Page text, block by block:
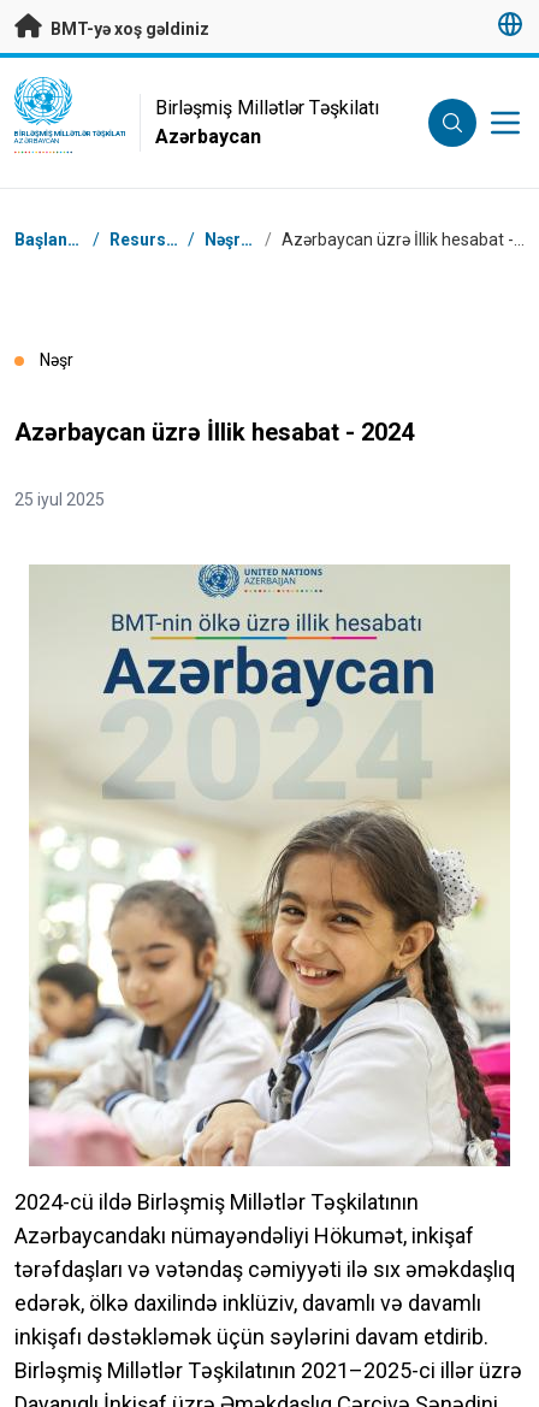
Əsas məzmuna keç
BMT-yə xoş gəldiniz
UN Logo
BIRLƏŞMIŞ MILLƏTLƏR TƏŞKILATI
AZƏRBAYCAN
Birləşmiş Millətlər Təşkilatı
Azərbaycan
Naviqasiya
Başlanğıc / Resurslar / Nəşrlər /
Nəşr
Azərbaycan üzrə İllik hesabat - 2024
25 iyul 2025
2024-cü ildə Birləşmiş Millətlər Təşkilatının
Azərbaycandakı nümayəndəliyi Hökumət, inkişaf
tərəfdaşları və vətəndaş cəmiyyəti ilə sıx əməkdaşlıq
edərək, ölkə daxilində inklüziv, davamlı və davamlı
inkişafı dəstəkləmək üçün səylərini davam etdirib.
Birləşmiş Millətlər Təşkilatının 2021–2025-ci illər üzrə